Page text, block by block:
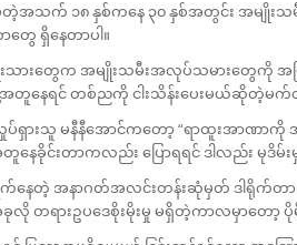
က် ၁၈ နှစ်ကနေ ၃၀ နှစ်အတွင်း အမျိုးသ
တွေ ရှိနေတာပါ။
ားတွေက အမျိုးသမီးအလုပ်သမားတွေကို အမ
တူနေရင် တစ်ညကို ငါးသိန်းပေးမယ်ဆိုတဲ့မက်လုံ
ရှားသူ မနီနီအောင်ကတော့ “ရာထူးအာဏာ
ေခိုင်းတာကလည်း ပြောရရင် ဒါလည်း မုဒိ
က်နေတဲ့ အနာဂတ်အလင်းတန်းဆုံမှတ် ဒါရိုက်
တရားဥပဒေစိုးမိုးမှု မရှိတဲ့ကာလမှာတော့